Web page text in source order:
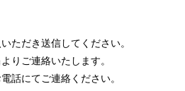
ただき送信してください。
りご連絡いたします。
話にてご連絡ください。